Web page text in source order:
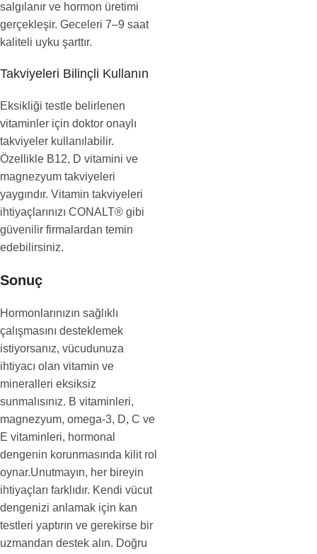
salgılanır ve hormon üretimi
gerçekleşir. Geceleri 7–9 saat
kaliteli uyku şarttır.
Takviyeleri Bilinçli Kullanın
Eksikliği testle belirlenen
vitaminler için doktor onaylı
takviyeler kullanılabilir.
Özellikle B12, D vitamini ve
magnezyum takviyeleri
yaygındır. Vitamin takviyeleri
ihtiyaçlarınızı CONALT® gibi
güvenilir firmalardan temin
edebilirsiniz.
Sonuç
Hormonlarınızın sağlıklı
çalışmasını desteklemek
istiyorsanız, vücudunuza
ihtiyacı olan vitamin ve
mineralleri eksiksiz
sunmalısınız. B vitaminleri,
magnezyum, omega-3, D, C ve
E vitaminleri, hormonal
dengenin korunmasında kilit rol
oynar.Unutmayın, her bireyin
ihtiyaçları farklıdır. Kendi vücut
dengenizi anlamak için kan
testleri yaptırın ve gerekirse bir
uzmandan destek alın. Doğru